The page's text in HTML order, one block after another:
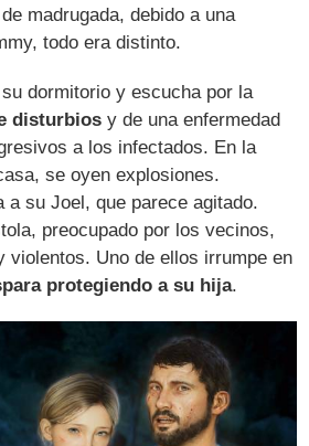
madrugada, debido a una
todo era distinto.
dormitorio y escucha por la
disturbios y de una enfermedad
a los infectados. En la
se oyen explosiones.
a su Joel, que parece agitado.
preocupado por los vecinos,
violentos. Uno de ellos irrumpe en
protegiendo a su hija.